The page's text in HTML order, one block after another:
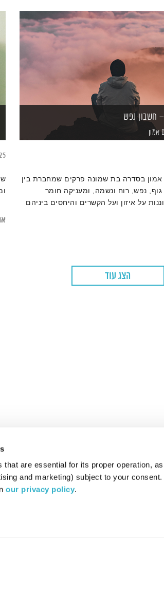
that are essential for its proper operation,
and marketing) subject to your
our privacy policy.
חשבון נפש
אמון
אמון בסדרה בת שמונה פרקים שמחברת בין
נפש, רוח ונשמה, ומעניקה חומר
על איזון ועל הקשרים והיחסים ביניהם
הצג עוד